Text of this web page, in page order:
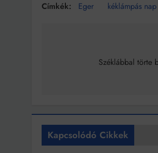
Eger kéklámpás nap
navigációSzéklábbal törte
Kapcsolódó Cikkek